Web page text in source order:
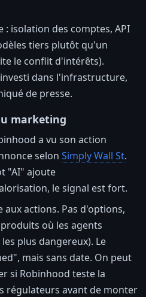
: isolation des comptes, API
tiers plutôt qu'un
le conflit d'intérêts).
dans l'infrastructure,
de presse.
marketing
a vu son action
selon Simply Wall St.
"AI" ajoute
le signal est fort.
aux actions. Pas d'options,
où les agents
plus dangereux). Le
mais sans date. On peut
si Robinhood teste la
régulateurs avant de monter